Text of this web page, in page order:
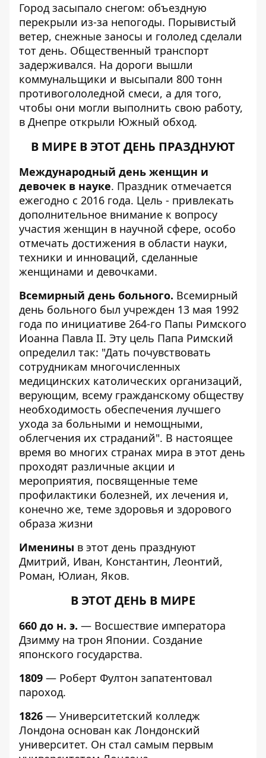
Город засыпало снегом: объездную
перекрыли из-за непогоды. Порывистый
ветер, снежные заносы и гололед сделали
тот день. Общественный транспорт
задерживался. На дороги вышли
коммунальщики и высыпали 800 тонн
противогололедной смеси, а для того,
чтобы они могли выполнить свою работу,
в Днепре открыли Южный обход.
В МИРЕ В ЭТОТ ДЕНЬ ПРАЗДНУЮТ
Международный день женщин и
девочек в науке. Праздник отмечается
ежегодно с 2016 года. Цель - привлекать
дополнительное внимание к вопросу
участия женщин в научной сфере, особо
отмечать достижения в области науки,
техники и инноваций, сделанные
женщинами и девочками.
Всемирный день больного. Всемирный
день больного был учрежден 13 мая 1992
года по инициативе 264-го Папы Римского
Иоанна Павла II. Эту цель Папа Римский
определил так: "Дать почувствовать
сотрудникам многочисленных
медицинских католических организаций,
верующим, всему гражданскому обществу
необходимость обеспечения лучшего
ухода за больными и немощными,
облегчения их страданий". В настоящее
время во многих странах мира в этот день
проходят различные акции и
мероприятия, посвященные теме
профилактики болезней, их лечения и,
конечно же, теме здоровья и здорового
образа жизни
Именины в этот день празднуют
Дмитрий, Иван, Константин, Леонтий,
Роман, Юлиан, Яков.
В ЭТОТ ДЕНЬ В МИРЕ
660 до н. э. — Восшествие императора
Дзимму на трон Японии. Создание
японского государства.
1809 — Роберт Фултон запатентовал
пароход.
1826 — Университетский колледж
Лондона основан как Лондонский
университет. Он стал самым первым